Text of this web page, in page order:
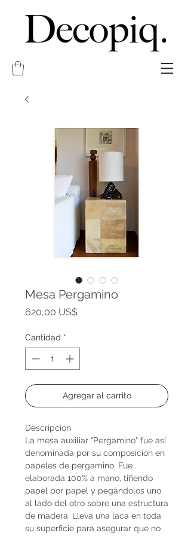
Mesa Pergamino
620,00 US$Precio
Cantidad *
Agregar al carrito
Descripción
La mesa auxiliar "Pergamino" fue así
denominada por su composición en
papeles de pergamino. Fue
elaborada 100% a mano, tiñendo
papel por papel y pegándolos uno
al lado del otro sobre una estructura
de madera. Lleva una laca en toda
su superficie para asegurar que no